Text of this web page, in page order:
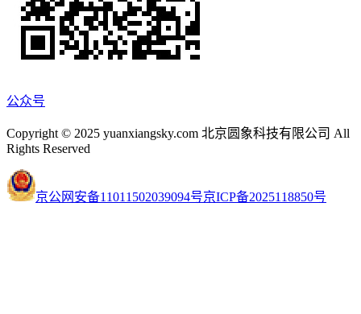
公众号
Copyright © 2025 yuanxiangsky.com 北京圆象科技有限公司 All
Rights Reserved
京公网安备11011502039094号京ICP备2025118850号